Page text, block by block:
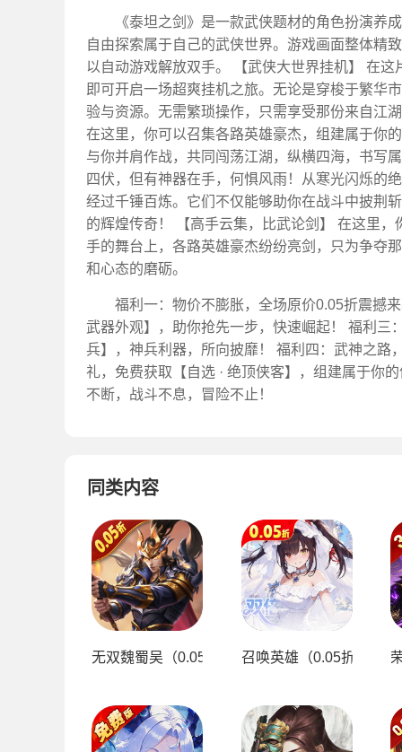
《泰坦之剑》是一款武侠题材的角色扮演养
自由探索属于自己的武侠世界。游戏画面整体精
以自动游戏解放双手。 【武侠大世界挂机】 在
即可开启一场超爽挂机之旅。无论是穿梭于繁华
验与资源。无需繁琐操作，只需享受那份来自江
在这里，你可以召集各路英雄豪杰，组建属于你
与你并肩作战，共同闯荡江湖，纵横四海，书写
四伏，但有神器在手，何惧风雨！从寒光闪烁的
经过千锤百炼。它们不仅能够助你在战斗中披荆
的辉煌传奇！ 【高手云集，比武论剑】 在这里
手的舞台上，各路英雄豪杰纷纷亮剑，只为争夺
和心态的磨砺。
福利一：物价不膨胀，全场原价0.05折震撼
武器外观】，助你抢先一步，快速崛起！ 福利三
兵】，神兵利器，所向披靡！ 福利四：武神之路
礼，免费获取【自选 · 绝顶侠客】，组建属于你
不断，战斗不息，冒险不止！
同类内容
无双魏蜀吴（0.05折打金爆真充）召唤英雄（0.05折双倍代